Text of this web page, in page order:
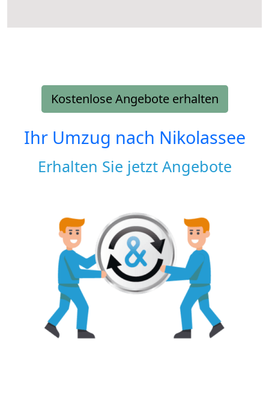
Kostenlose Angebote erhalten
Ihr Umzug nach Nikolassee
Erhalten Sie jetzt Angebote